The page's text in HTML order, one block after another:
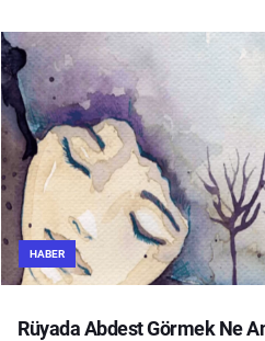
HABER
Rüyada Abdest Görmek Ne